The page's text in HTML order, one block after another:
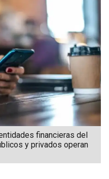
financieras del
y privados operan